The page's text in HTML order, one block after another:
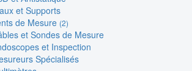
et Supports
de Mesure (2)
et Sondes de Mesure
et Inspection
Spécialisés